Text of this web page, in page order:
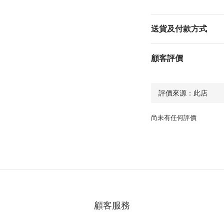
送貨及付款方式
顧客評價
尚未有任何評價
顧客服務